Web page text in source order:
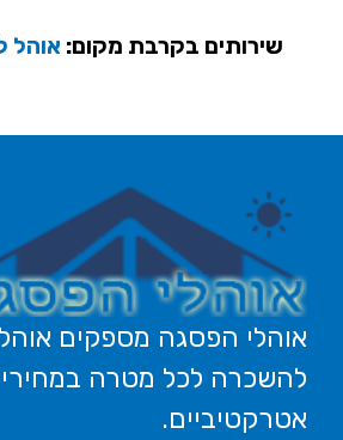
שירותים בקרבת מקום: אוהל
אוהלי הפסגה מספקים
להשכרה לכל מטרה
אטרקטיביים.